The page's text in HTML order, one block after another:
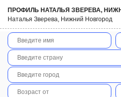
ПРОФИЛЬ НАТАЛЬЯ ЗВЕРЕВА,
Наталья Зверева, Нижний Новгород